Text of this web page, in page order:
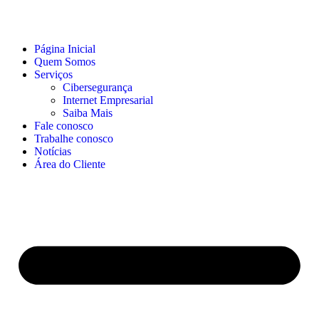
Página Inicial
Quem Somos
Serviços
Cibersegurança
Internet Empresarial
Saiba Mais
Fale conosco
Trabalhe conosco
Notícias
Área do Cliente